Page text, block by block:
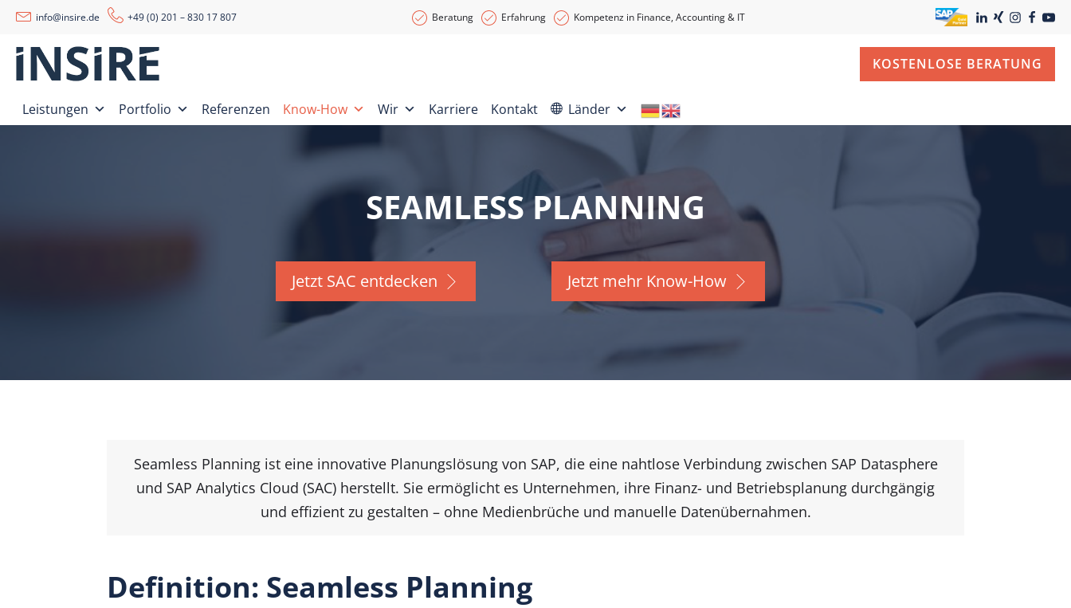
info@insire.de +49 (0) 201 – 830 17 807 Beratung Erfahrung Kompetenz in Finance, Accounting & IT
KOSTENLOSE BERATUNG
Leistungen Portfolio Referenzen Know-How Wir Karriere Kontakt Länder
SEAMLESS PLANNING
Jetzt SAC entdecken Jetzt mehr Know-How
Seamless Planning ist eine innovative Planungslösung von SAP, die eine nahtlose Verbindung zwischen SAP Datasphere
und SAP Analytics Cloud (SAC) herstellt. Sie ermöglicht es Unternehmen, ihre Finanz- und Betriebsplanung durchgängig
und effizient zu gestalten – ohne Medienbrüche und manuelle Datenübernahmen.
Definition: Seamless Planning